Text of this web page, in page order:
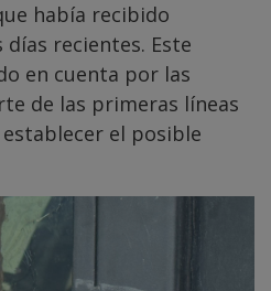
había recibido
recientes. Este
en cuenta por las
de las primeras líneas
el posible